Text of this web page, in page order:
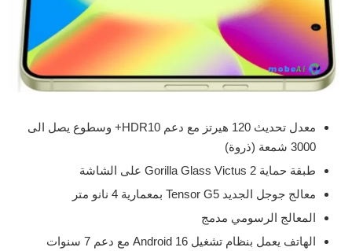
معدل تحديث 120 هيرتز مع دعم HDR10+ وسطوع يصل الى
3000 شمعة (ذروة)
طبقة حماية Gorilla Glass Victus 2 على الشاشة
معالج جوجل الجديد Tensor G5 بمعمارية 4 نانو متر
المعالج الرسومي مدمج
الهاتف يعمل بنظام تشغيل Android 16 مع دعم 7 سنوات